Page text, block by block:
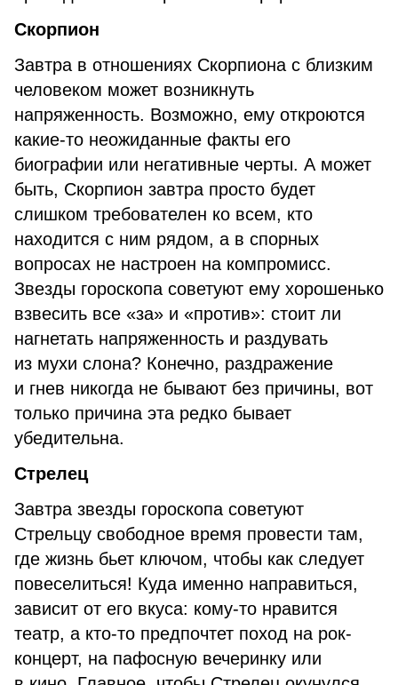
Скорпион
Завтра в отношениях Скорпиона с близким
человеком может возникнуть
напряженность. Возможно, ему откроются
какие-то неожиданные факты его
биографии или негативные черты. А может
быть, Скорпион завтра просто будет
слишком требователен ко всем, кто
находится с ним рядом, а в спорных
вопросах не настроен на компромисс.
Звезды гороскопа советуют ему хорошенько
взвесить все «за» и «против»: стоит ли
нагнетать напряженность и раздувать
из мухи слона? Конечно, раздражение
и гнев никогда не бывают без причины, вот
только причина эта редко бывает
убедительна.
Стрелец
Завтра звезды гороскопа советуют
Стрельцу свободное время провести там,
где жизнь бьет ключом, чтобы как следует
повеселиться! Куда именно направиться,
зависит от его вкуса: кому-то нравится
театр, а кто-то предпочтет поход на рок-
концерт, на пафосную вечеринку или